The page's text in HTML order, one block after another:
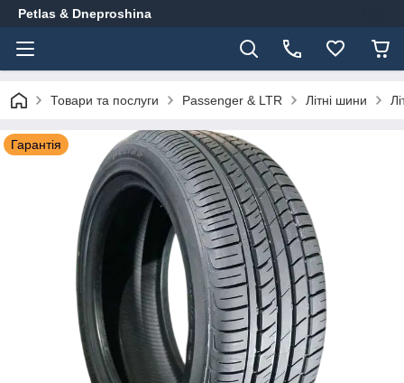
Petlas & Dneproshina
Товари та послуги Passenger & LTR Літні шини
Гарантія